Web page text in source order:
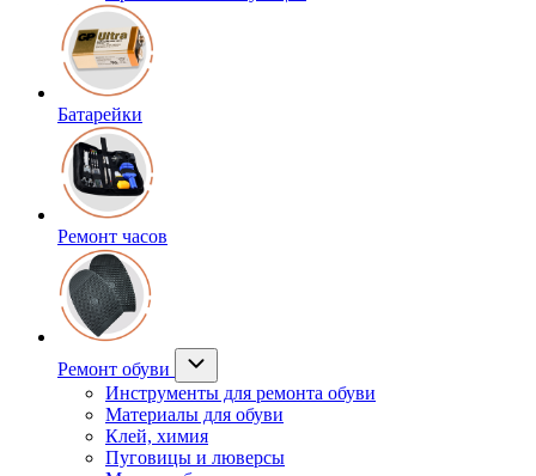
Батарейки
Ремонт часов
Ремонт обуви
Инструменты для ремонта обуви
Материалы для обуви
Клей, химия
Пуговицы и люверсы